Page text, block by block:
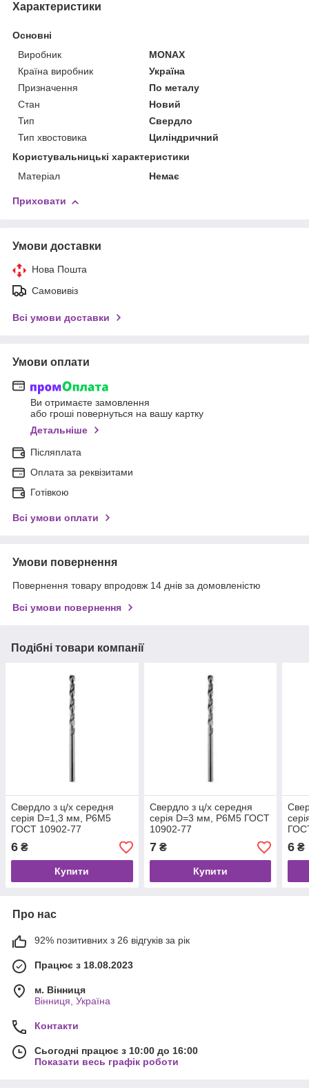
Характеристики
Основні
Виробник
MONAX
Країна виробник
Україна
Призначення
По металу
Стан
Новий
Тип
Свердло
Тип хвостовика
Циліндричний
Користувальницькі характеристики
Матеріал
Немає
Приховати
Умови доставки
Нова Пошта
Самовивіз
Всі умови доставки
Умови оплати
Ви отримаєте замовлення
або гроші повернуться на вашу картку
Детальніше
Післяплата
Оплата за реквізитами
Готівкою
Всі умови оплати
Умови повернення
Повернення товару впродовж 14 днів за домовленістю
Всі умови повернення
Подібні товари компанії
Свердло з ц/х середня
серія D=1,3 мм, Р6М5
ГОСТ 10902-77
6 ₴
Купити
Свердло з ц/х середня
серія D=3 мм, Р6М5 ГОСТ
10902-77
7₴
Купити
6 ₴
Про нас
92% позитивних з 26 відгуків за рік
Працює з 18.08.2023
м. Вінниця
Вінниця, Україна
Контакти
Сьогодні працює з 10:00 до 16:00
Показати весь графік роботи